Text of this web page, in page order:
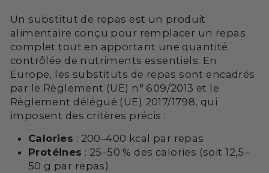
Un substitut de repas est un produit
alimentaire conçu pour remplacer un repas
complet tout en apportant une quantité
contrôlée de nutriments essentiels. En
Europe, les substituts de repas sont encadrés
par le Règlement (UE) n° 609/2013 et le
Règlement délégué (UE) 2017/1798, qui
imposent des critères précis :
Calories : 200–400 kcal par repas
Protéines : 25–50 % des calories (soit 12,5–
50 g par repas)